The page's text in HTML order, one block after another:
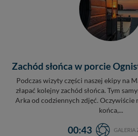
Zachód słońca w porcie
Podczas wizyty części naszej ekipy na
złapać kolejny zachód słońca. Tym
Arka od codziennych zdjęć. Oczywiście
końca,...
00:43 GALERIA